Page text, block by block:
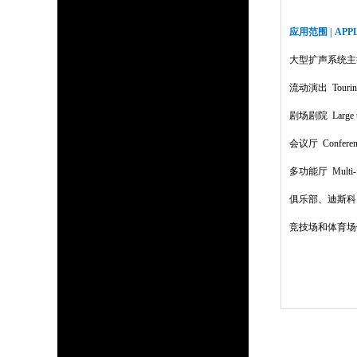
应用范围 |
大型扩声系统主
流动演出
剧场剧院 Large
会议厅
多功能厅 Multi-
俱乐部、迪斯
竞技场和体育场